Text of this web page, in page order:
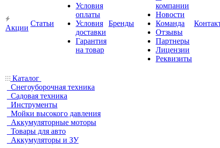
Акции
Статьи
Условия
оплаты
Условия
доставки
Гарантия
на товар
Бренды
компании
Новости
Команда
Отзывы
Партнеры
Лицензии
Реквизиты
Каталог
Снегоуборочная техника
Садовая техника
Инструменты
Мойки высокого давления
Аккумуляторные моторы
Товары для авто
Аккумуляторы и ЗУ